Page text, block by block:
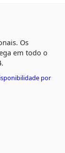
Os
em todo o
por